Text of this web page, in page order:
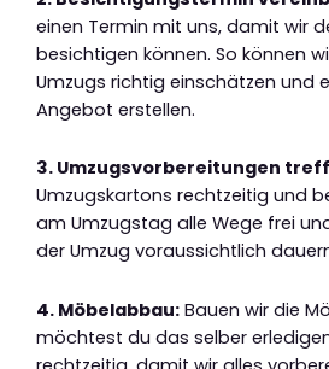
einen Termin mit uns, damit wir
besichtigen können. So können
Umzugs richtig einschätzen und
Angebot erstellen.
3. Umzugsvorbereitungen
Umzugskartons rechtzeitig und
am Umzugstag alle Wege frei
der Umzug voraussichtlich
4. Möbelabbau: Bauen wir die
möchtest du das selber